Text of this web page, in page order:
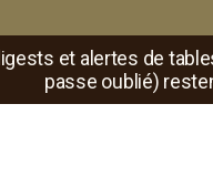
et alertes de
passe oublié)